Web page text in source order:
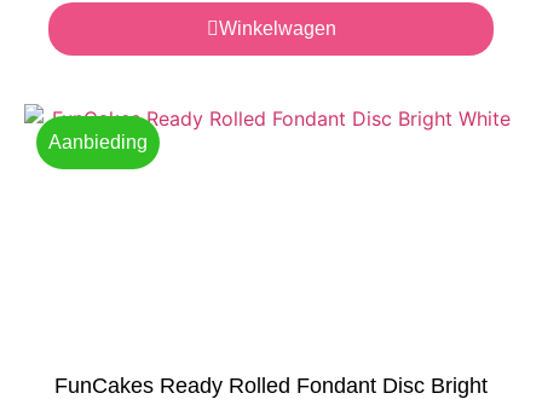
Winkelwagen
Aanbieding
FunCakes Ready Rolled Fondant Disc Bright